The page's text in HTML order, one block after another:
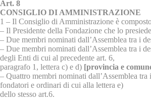
Art. 8
CONSIGLIO DI AMMINISTRAZIONE
1 – Il Consiglio di Amministrazione è
– Il Presidente della Fondazione che lo
– Due membri nominati dall’Assemblea tra i
– Due membri nominati dall’Assemblea tra i
degli Enti di cui al precedente art. 6,
paragrafo 1, lettera c) e d) [provincia e
– Quattro membri nominati dall’Assemblea tra
fondatori e ordinari di cui alla lettera e)
dello stesso art.6.